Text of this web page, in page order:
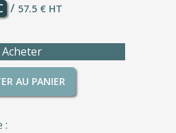
/ 57.5 € HT
Acheter
AU PANIER
: